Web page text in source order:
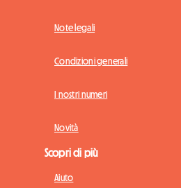
Note legali
Condizioni generali
I nostri numeri
Novità
Scopri di più
Aiuto